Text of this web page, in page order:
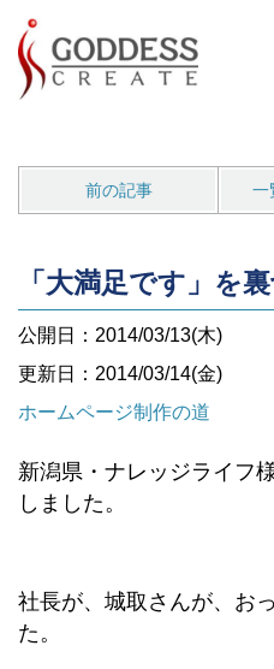
前の記事 一
「大満足です」を
公開日：2014/03/13(木)
更新日：2014/03/14(金)
ホームページ制作の道
新潟県・ナレッジライフ
しました。
社長が、城取さんが、お
た。